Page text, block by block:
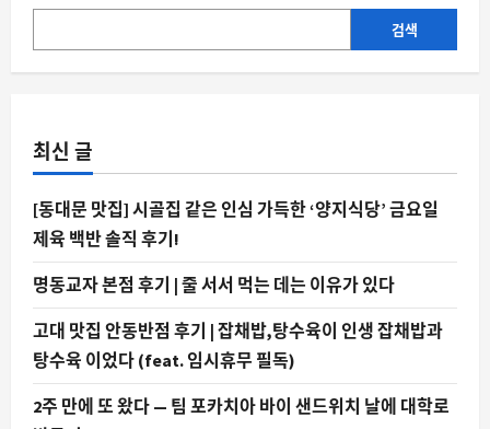
검색
최신 글
[동대문 맛집] 시골집 같은 인심 가득한 ‘양지식당’ 금요일
제육 백반 솔직 후기!
명동교자 본점 후기 | 줄 서서 먹는 데는 이유가 있다
고대 맛집 안동반점 후기 | 잡채밥,탕수육이 인생 잡채밥과
탕수육 이었다 (feat. 임시휴무 필독)
2주 만에 또 왔다 — 팀 포카치아 바이 샌드위치 날에 대학로